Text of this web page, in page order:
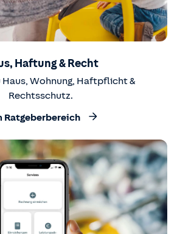
Haftung & Recht
Haus, Wohnung, Haftpflicht &
Rechtsschutz.
Ratgeberbereich